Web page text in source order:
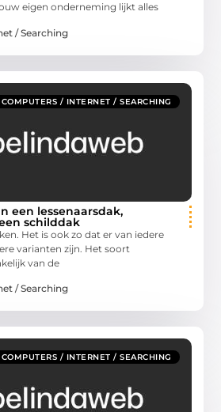
eigen onderneming lijkt alles
/ Searching
COMPUTERS / INTERNET / SEARCHING
een lessenaarsdak,
schilddak
Het is ook zo dat er van iedere
varianten zijn. Het soort
van de
/ Searching
COMPUTERS / INTERNET / SEARCHING